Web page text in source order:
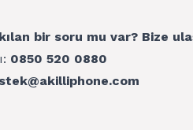
bir soru mu var? Bize
0850 520 0880